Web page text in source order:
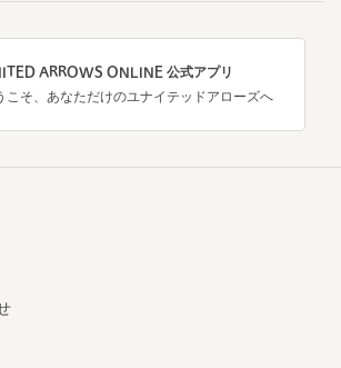
ARROWS ONLINE 公式アプリ
こそ、あなただけのユナイテッドアローズへ